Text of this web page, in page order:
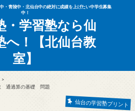
・青陵中・北仙台中の絶対に成績を上げたい中学生募集
中！
・学習塾なら仙
へ！【北仙台教
室】
通過算の基礎 問題
仙台の学習塾プリント